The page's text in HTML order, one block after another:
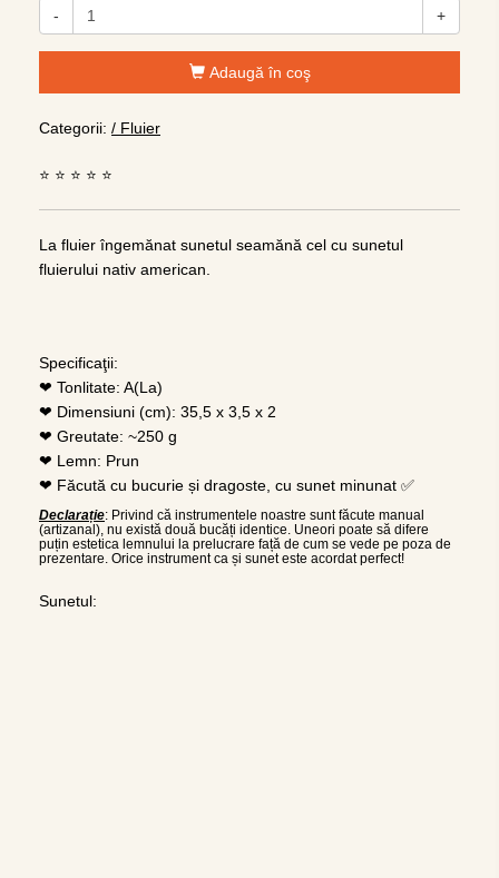
- +
Adaugă în coş
Categorii: / Fluier
⭐ ⭐ ⭐ ⭐ ⭐
La fluier îngemănat sunetul seamănă cel cu sunetul
fluierului nativ american.
Specificaţii:
❤ Tonlitate: A(La)
❤ Dimensiuni (cm): 35,5 x 3,5 x 2
❤ Greutate: ~250 g
❤ Lemn: Prun
❤ Făcută cu bucurie și dragoste, cu sunet minunat ✅
Declarație: Privind că instrumentele noastre sunt făcute manual
(artizanal), nu există două bucăți identice. Uneori poate să difere
puțin estetica lemnului la prelucrare față de cum se vede pe poza de
prezentare. Orice instrument ca și sunet este acordat perfect!
Sunetul: